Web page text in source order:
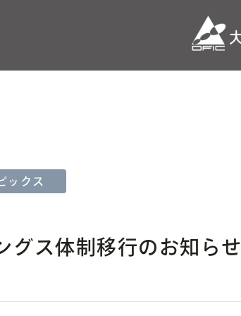
ックス
グス体制移行のお知らせ